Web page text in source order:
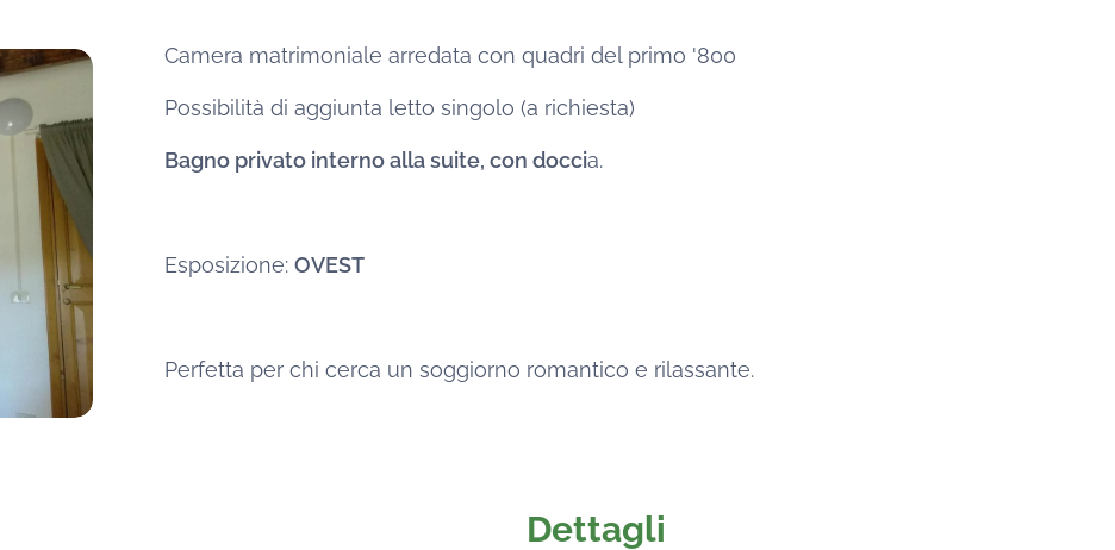
Camera matrimoniale arredata con quadri del primo '800
Possibilità di aggiunta letto singolo (a richiesta)
Bagno privato interno alla suite, con doccia.
Esposizione: OVEST
Perfetta per chi cerca un soggiorno romantico e rilassante.
Dettagli